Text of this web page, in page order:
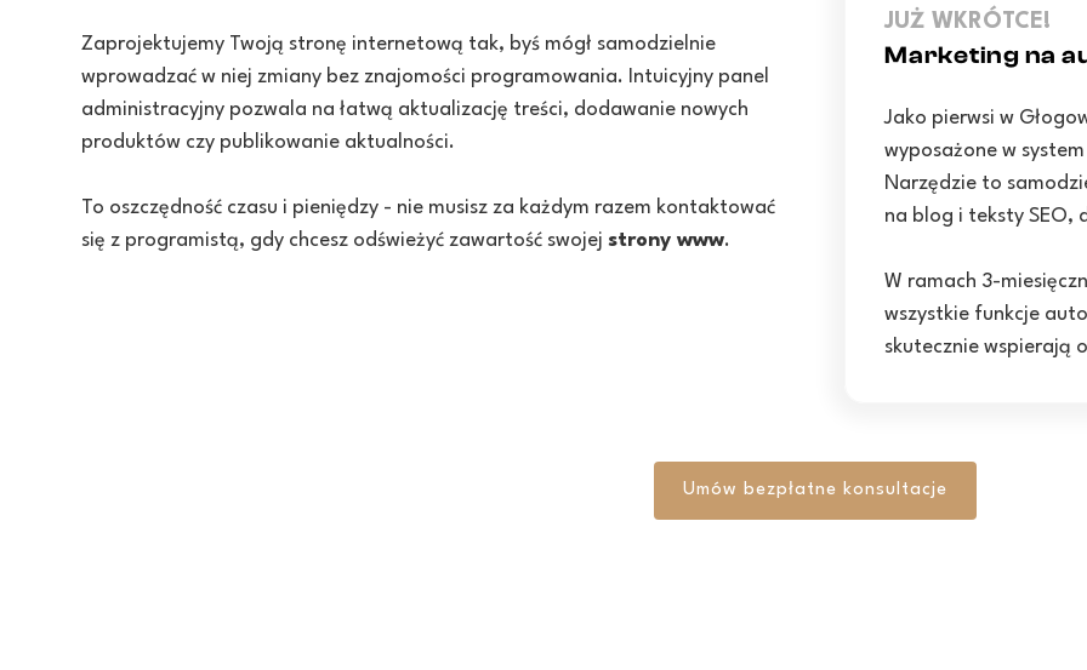
Zaprojektujemy Twoją stronę internetową tak, byś mógł samodzielnie
wprowadzać w niej zmiany bez znajomości programowania. Intuicyjny panel
administracyjny pozwala na łatwą aktualizację treści, dodawanie nowych
produktów czy publikowanie aktualności.
To oszczędność czasu i pieniędzy - nie musisz za każdym razem kontaktować
się z programistą, gdy chcesz odświeżyć zawartość swojejstrony www.
JUŻ WKRÓTCE!
Marketing na
Jako pierwsi w
wyposażone w
Narzędzie to
na blog i teksty SEO,
W ramach 3-
wszystkie funkcje
skutecznie wspierają
Umów bezpłatne konsultacje